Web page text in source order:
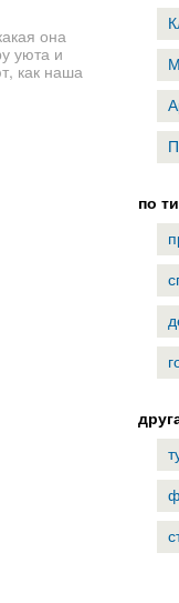
она
уюта и
как наша
по